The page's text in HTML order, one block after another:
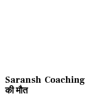
Saransh Coaching
की मौत